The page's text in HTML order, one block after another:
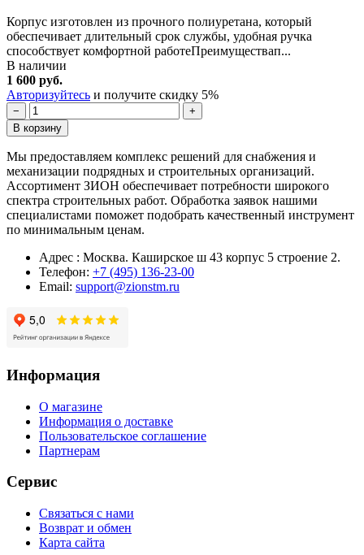
Корпус изготовлен из прочного полиуретана, который
обеспечивает длительный срок службы, удобная ручка
способствует комфортной работеПреимуществап...
В наличии
1 600 руб.
Авторизуйтесь и получите скидку 5%
−
+
В корзину
Мы предоставляем комплекс решений для снабжения и
механизации подрядных и строительных организаций.
Ассортимент ЗИОН обеспечивает потребности широкого
спектра строительных работ. Обработка заявок нашими
специалистами поможет подобрать качественный инструмент
по минимальным ценам.
Адрес : Москва. Каширское ш 43 корпус 5 строение 2.
Телефон: +7 (495) 136-23-00
Email: support@zionstm.ru
Информация
О магазине
Информация о доставке
Пользовательское соглашение
Партнерам
Сервис
Связаться с нами
Возврат и обмен
Карта сайта